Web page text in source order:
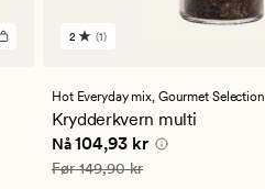
1
en
gjennomsnittlig
vurdering
på
2
2 (1)
Hot Everyday mix, Gourmet Selection
Krydderkvern multi
Nåværende pris
Nå104,93 kr
Vanlig pris 149,90 kr
Før149,90 kr